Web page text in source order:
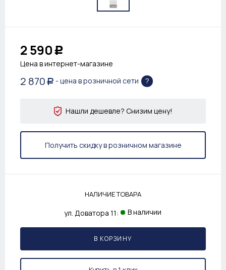
2 590 Р
Цена в интернет-магазине
2 870 Р - цена в розничной сети ?
Нашли дешевле? Снизим цену!
Получить скидку в розничном магазине
НАЛИЧИЕ ТОВАРА
ул. Доватора 11: В наличии
В КОРЗИНУ